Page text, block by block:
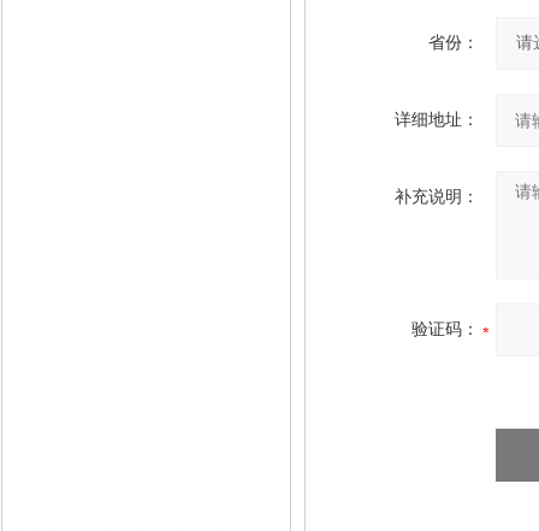
省份：
详细地址：
补充说明：
验证码：